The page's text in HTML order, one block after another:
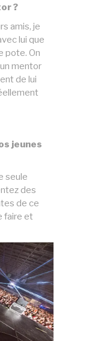
?
amis, je
lui que
pote. On
mentor
de lui
jeunes
seule
des
de ce
faire et